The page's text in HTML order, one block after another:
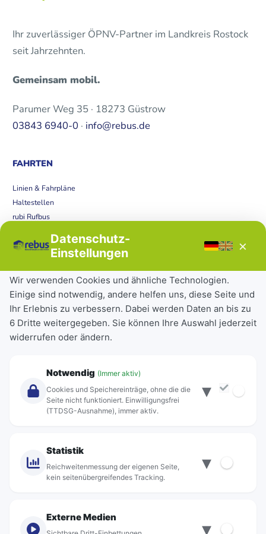
Ihr zuverlässiger ÖPNV-Partner im Landkreis Rostock
seit Jahrzehnten.
Gemeinsam mobil.
Parumer Weg 35 · 18273 Güstrow
03843 6940-0 · info@rebus.de
FAHRTEN
Linien & Fahrpläne
Haltestellen
rubi Rufbus
Störungen
Tickets & Tarife
Deutschlandticket
Schülerkarte
Einzeltickets
Abonnements
Über Rebus
Standorte
Datenschutz-
Einstellungen
×
Wir verwenden Cookies und ähnliche Technologien.
Einige sind notwendig, andere helfen uns, diese Seite und
Ihr Erlebnis zu verbessern. Dabei werden Daten an bis zu
6 Dritte weitergegeben. Sie können Ihre Auswahl jederzeit
widerrufen oder ändern.
Notwendig (Immer aktiv)
Cookies und Speichereinträge, ohne die die
Seite nicht funktioniert. Einwilligungsfrei
(TTDSG-Ausnahme), immer aktiv.
▾
Statistik
Reichweitenmessung der eigenen Seite,
kein seitenübergreifendes Tracking.
▾
Externe Medien
▾